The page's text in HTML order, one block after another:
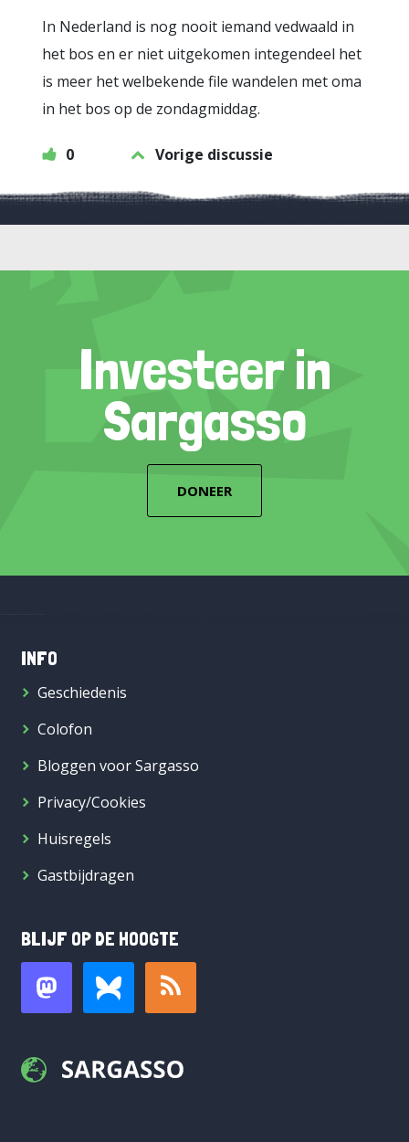
In Nederland is nog nooit iemand vedwaald in
het bos en er niet uitgekomen integendeel het
is meer het welbekende file wandelen met oma
in het bos op de zondagmiddag.
0 Vorige discussie
Investeer in
Sargasso
DONEER
INFO
Geschiedenis
Colofon
Bloggen voor Sargasso
Privacy/Cookies
Huisregels
Gastbijdragen
BLIJF OP DE HOOGTE